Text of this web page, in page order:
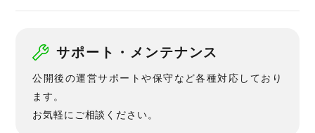
サポート・メンテナンス
公開後の運営サポートや保守など各種対応しており
ます。
お気軽にご相談ください。